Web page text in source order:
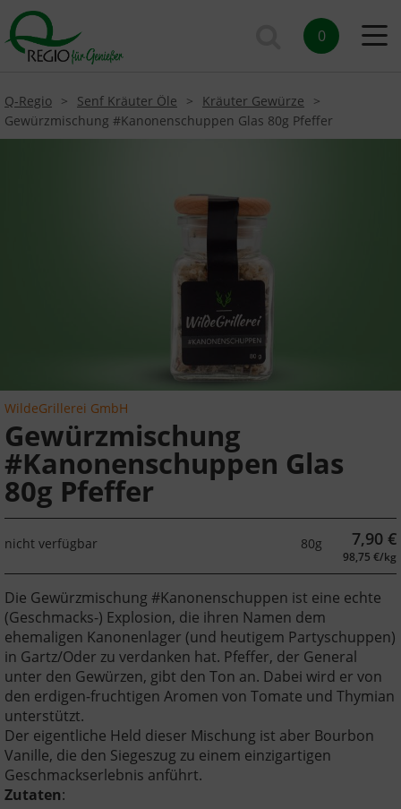
0
Q-Regio Senf Kräuter Öle
Kräuter Gewürze
Gewürzmischung #Kanonenschuppen Glas 80g Pfeffer
WildeGrillerei GmbH
Gewürzmischung
#Kanonenschuppen Glas
80g Pfeffer
nicht verfügbar 80g 7,90 €
98,75 €/kg
Die Gewürzmischung #Kanonenschuppen ist eine echte
(Geschmacks-) Explosion, die ihren Namen dem
ehemaligen Kanonenlager (und heutigem Partyschuppen)
in Gartz/Oder zu verdanken hat. Pfeffer, der General
unter den Gewürzen, gibt den Ton an. Dabei wird er von
den erdigen-fruchtigen Aromen von Tomate und Thymian
unterstützt.
Der eigentliche Held dieser Mischung ist aber Bourbon
Vanille, die den Siegeszug zu einem einzigartigen
Geschmackserlebnis anführt.
Zutaten: